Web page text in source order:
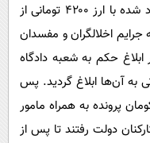
پرونده فروش آزاد گوشت‌های برزیلی وارد شده با ارز ۴۲۰۰ تومانی از
اخلالگران و مفسدان
حکم به شعبه دادگاه
به آن‌ها ابلاغ گردید. پس
پرونده به همراه مامور
دولت رفتند تا پس از